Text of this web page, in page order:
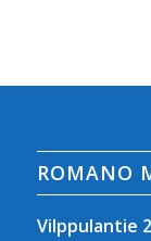
ROMANO
Vilppulantie